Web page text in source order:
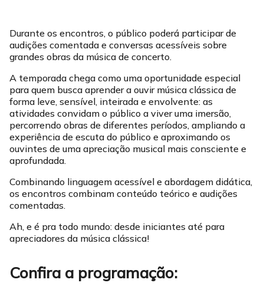
Durante os encontros, o público poderá participar de
audições comentada e conversas acessíveis sobre
grandes obras da música de concerto.
A temporada chega como uma oportunidade especial
para quem busca aprender a ouvir música clássica de
forma leve, sensível, inteirada e envolvente: as
atividades convidam o público a viver uma imersão,
percorrendo obras de diferentes períodos, ampliando a
experiência de escuta do público e aproximando os
ouvintes de uma apreciação musical mais consciente e
aprofundada.
Combinando linguagem acessível e abordagem didática,
os encontros combinam conteúdo teórico e audições
comentadas.
Ah, e é pra todo mundo: desde iniciantes até para
apreciadores da música clássica!
Confira a programação: